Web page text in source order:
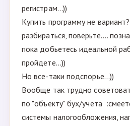
регистрам...))
Купить программу не
разбираться, поверьте....
пока добьетесь идеальной
пройдете...))
Но все-таки подспорье...))
Вообще так трудно
по "объекту" бух/учета
системы налогообложения,